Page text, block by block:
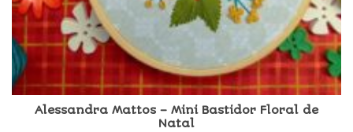
Alessandra Mattos – Mini Bastidor Floral de
Natal